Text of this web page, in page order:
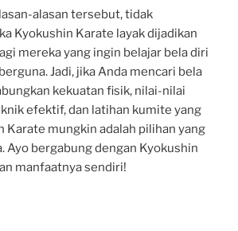
alasan tersebut, tidak
Kyokushin Karate layak dijadikan
mereka yang ingin belajar bela diri
Jadi, jika Anda mencari bela
kekuatan fisik, nilai-nilai
efektif, dan latihan kumite yang
Karate mungkin adalah pilihan yang
Ayo bergabung dengan Kyokushin
manfaatnya sendiri!